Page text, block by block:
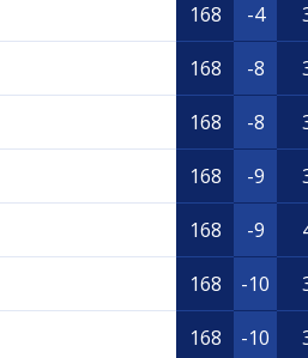
168 -4
168 -8
168 -8
168 -9
168 -9
168 -10
168 -10